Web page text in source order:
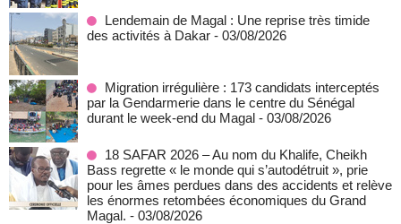
Lendemain de Magal : Une reprise très timide
des activités à Dakar - 03/08/2026
Migration irrégulière : 173 candidats interceptés
par la Gendarmerie dans le centre du Sénégal
durant le week-end du Magal - 03/08/2026
18 SAFAR 2026 – Au nom du Khalife, Cheikh
Bass regrette « le monde qui s’autodétruit », prie
pour les âmes perdues dans des accidents et relève
les énormes retombées économiques du Grand
Magal. - 03/08/2026